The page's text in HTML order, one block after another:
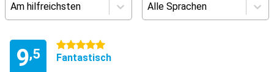
Am hilfreichsten Alle Sprachen
9,5
5 Sterne
Fantastisch